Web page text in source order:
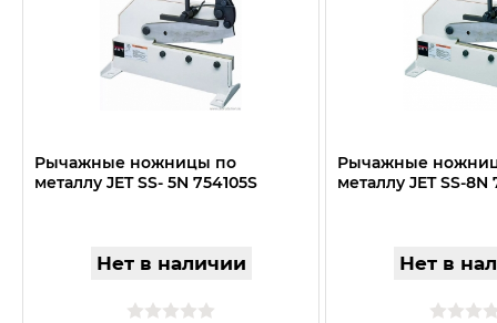
Рычажные ножницы по
металлу JET SS- 5N 754105S
Нет в наличии
Рычажные
металлу JET SS-8N
Нет в